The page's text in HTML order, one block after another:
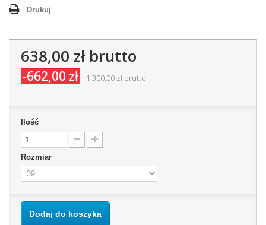
Drukuj
638,00 złbrutto
-662,00 zł 1 300,00 złbrutto
Ilość
Rozmiar
Dodaj do koszyka